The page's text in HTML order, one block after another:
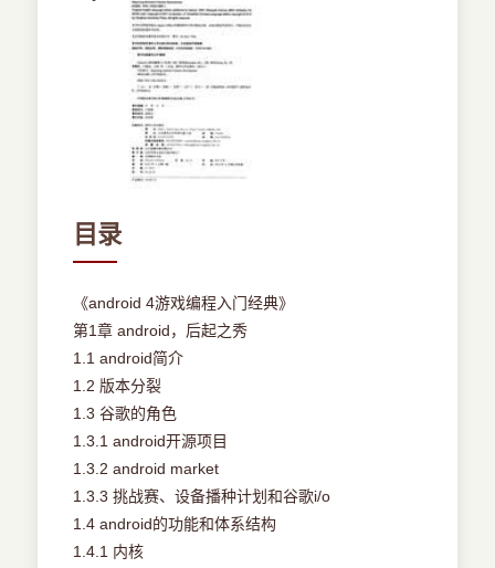
目录
《android 4游戏编程入门经典》
第1章 android，后起之秀
1.1 android简介
1.2 版本分裂
1.3 谷歌的角色
1.3.1 android开源项目
1.3.2 android market
1.3.3 挑战赛、设备播种计划和谷歌i/o
1.4 android的功能和体系结构
1.4.1 内核